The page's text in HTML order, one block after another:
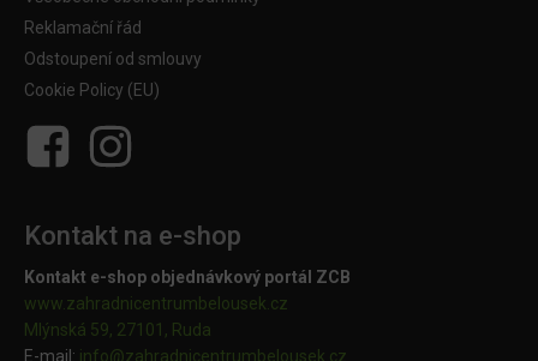
Reklamační řád
Odstoupení od smlouvy
Cookie Policy (EU)
Kontakt na e-shop
Kontakt e-shop objednávkový portál ZCB
www.zahradnicentrumbelousek.cz
Mlýnská 59, 27101, Ruda
E-mail: info@zahradnicentrumbelousek. cz